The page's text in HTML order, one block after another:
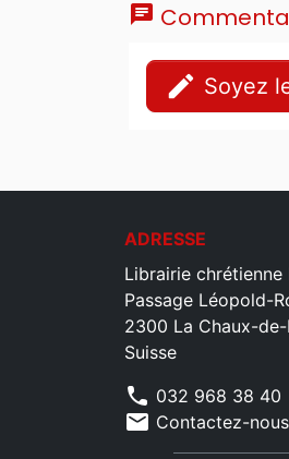
chat
edit Soyez
ADRESSE
Librairie
Passage Léopold-
2300 La Chaux-de-
Suisse
phone 032 968 38 40
mail Contactez-nous